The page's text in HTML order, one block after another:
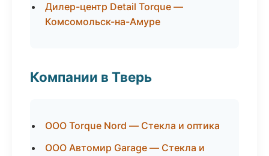
Дилер-центр Detail Torque —
Комсомольск-на-Амуре
Компании в Тверь
ООО Torque Nord — Стекла и оптика
ООО Автомир Garage — Стекла и